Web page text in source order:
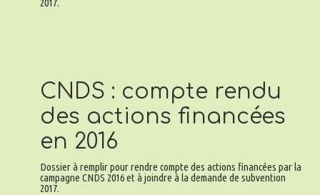
2017.
CNDS : compte rendu
des actions financées
en 2016
Dossier à remplir pour rendre compte des actions financées par la
campagne CNDS 2016 et à joindre à la demande de subvention
2017.